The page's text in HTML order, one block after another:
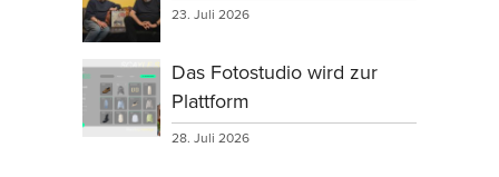
23. Juli 2026
Das Fotostudio wird zur
Plattform
28. Juli 2026